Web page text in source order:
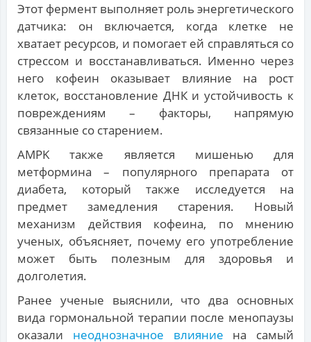
Этот фермент выполняет роль энергетического
датчика: он включается, когда клетке не
хватает ресурсов, и помогает ей справляться со
стрессом и восстанавливаться. Именно через
него кофеин оказывает влияние на рост
клеток, восстановление ДНК и устойчивость к
повреждениям – факторы, напрямую
связанные со старением.
AMPK также является мишенью для
метформина – популярного препарата от
диабета, который также исследуется на
предмет замедления старения. Новый
механизм действия кофеина, по мнению
ученых, объясняет, почему его употребление
может быть полезным для здоровья и
долголетия.
Ранее ученые выяснили, что два основных
вида гормональной терапии после менопаузы
оказали неоднозначное влияние на самый